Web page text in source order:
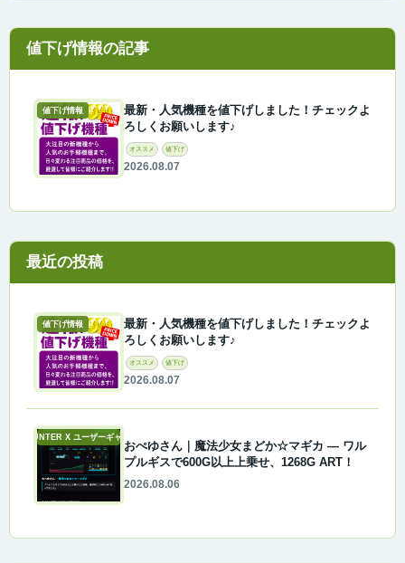
値下げ情報
最新・人気機種を値下げしました！チェックよ
ろしくお願いします♪
オススメ 値下げ
2026.08.07
最近の投稿
値下げ情報
最新・人気機種を値下げしました！チェックよ
ろしくお願いします♪
オススメ 値下げ
2026.08.07
A-COUNTER X ユーザーギャラリー
おぺゆさん｜魔法少女まどか☆マギカ ― ワル
プルギスで600G以上上乗せ、1268G ART！
2026.08.06